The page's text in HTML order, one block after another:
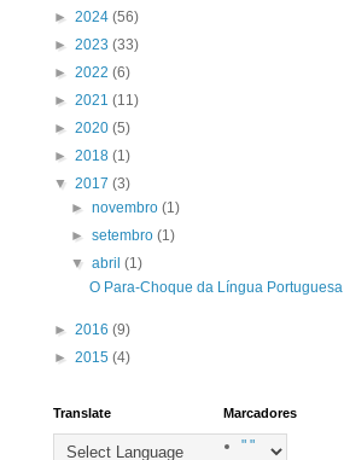
► 2024 (56)
► 2023 (33)
► 2022 (6)
► 2021 (11)
► 2020 (5)
► 2018 (1)
▼ 2017 (3)
►novembro(1)
►setembro(1)
▼abril(1)
O Para-Choque da Língua Portuguesa
► 2016 (9)
► 2015 (4)
Translate Marcadores
" "